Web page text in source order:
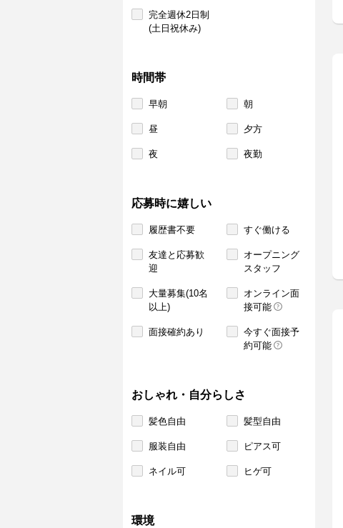
完全週休2日制
(土日祝休み)
時間帯
早朝 朝
昼 夕方
夜 夜勤
応募時に嬉しい
履歴書不要 すぐ働ける
友達と応募歓
迎
オープニング
スタッフ
大量募集(10名
以上)
オンライン面
接可能
面接確約あり
今すぐ面接予
約可能
おしゃれ・自分らしさ
髪色自由 髪型自由
服装自由 ピアス可
ネイル可 ヒゲ可
環境